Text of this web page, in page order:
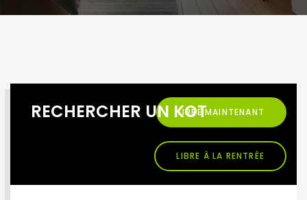
RECHERCHER UN KOTLIBRE MAINTENANT
LIBRE À LA RENTRÉE